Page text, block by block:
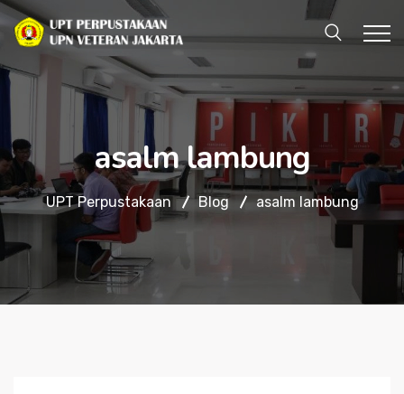
asalm lambung
UPT Perpustakaan Blog asalm lambung